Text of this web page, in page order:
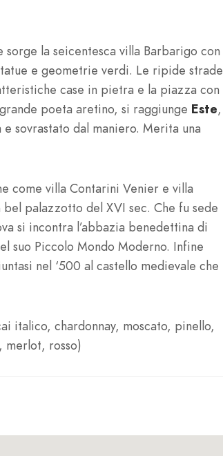
sorge la seicentesca villa Barbarigo con
e geometrie verdi. Le ripide strade
case in pietra e la piazza con
poeta aretino, si raggiunge Este,
sovrastato dal maniero. Merita una
come villa Contarini Venier e villa
palazzotto del XVI sec. Che fu sede
si incontra l’abbazia benedettina di
suo Piccolo Mondo Moderno. Infine
nel ‘500 al castello medievale che
italico, chardonnay, moscato, pinello,
rosso)